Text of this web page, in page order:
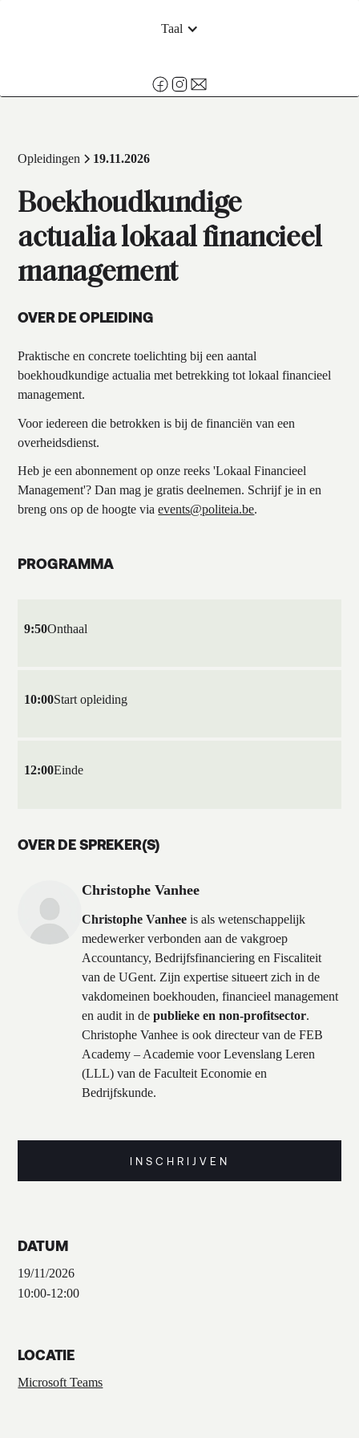
Taal
Opleidingen 19.11.2026
Boekhoudkundige
actualia lokaal financieel
management
OVER DE OPLEIDING
Praktische en concrete toelichting bij een aantal
boekhoudkundige actualia met betrekking tot lokaal financieel
management.
Voor iedereen die betrokken is bij de financiën van een
overheidsdienst.
Heb je een abonnement op onze reeks 'Lokaal Financieel
Management'? Dan mag je gratis deelnemen. Schrijf je in en
breng ons op de hoogte viaevents@politeia.be.
PROGRAMMA
9:50Onthaal
10:00Start opleiding
12:00Einde
OVER DE SPREKER(S)
Christophe Vanhee
Christophe Vanhee is als wetenschappelijk
medewerker verbonden aan de vakgroep
Accountancy, Bedrijfsfinanciering en Fiscaliteit
van de UGent. Zijn expertise situeert zich in de
vakdomeinen boekhouden, financieel management
en audit in depublieke en non-profitsector.
Christophe Vanhee is ook directeur van de FEB
Academy – Academie voor Levenslang Leren
(LLL) van de Faculteit Economie en
Bedrijfskunde.
INSCHRIJVEN
DATUM
19/11/2026
10:00-12:00
LOCATIE
Microsoft Teams